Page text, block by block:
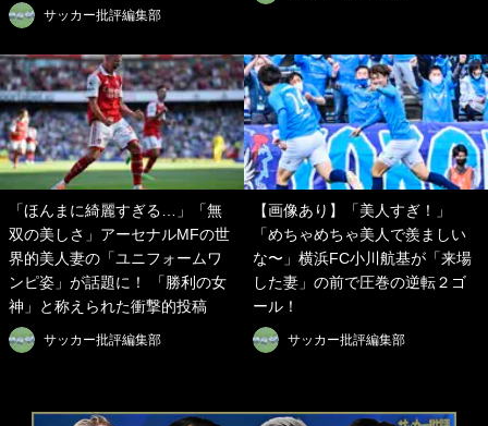
サッカー批評編集部
「ほんまに綺麗すぎる…」「無
双の美しさ」アーセナルMFの世
界的美人妻の「ユニフォームワ
ンピ姿」が話題に！ 「勝利の女
神」と称えられた衝撃的投稿
サッカー批評編集部
【画像あり】「美人すぎ！」
「めちゃめちゃ美人で羨ましい
な〜」横浜FC小川航基が「来場
した妻」の前で圧巻の逆転２ゴ
ール！
サッカー批評編集部